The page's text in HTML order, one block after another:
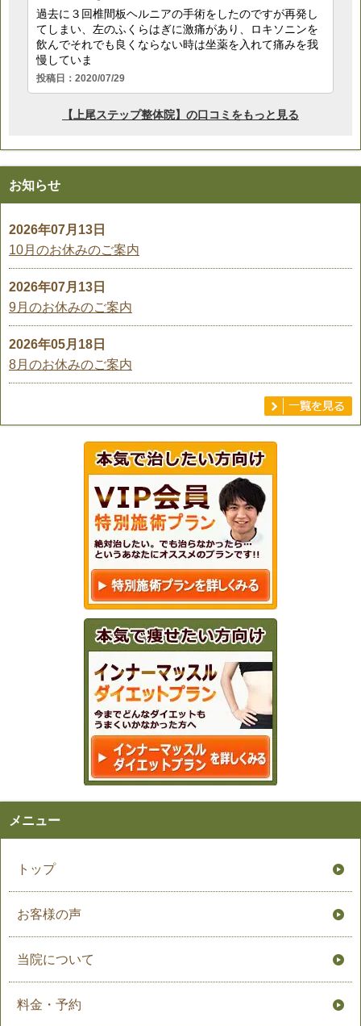
お知らせ
2026年07月13日
10月のお休みのご案内
2026年07月13日
9月のお休みのご案内
2026年05月18日
8月のお休みのご案内
メニュー
トップ
お客様の声
当院について
料金・予約